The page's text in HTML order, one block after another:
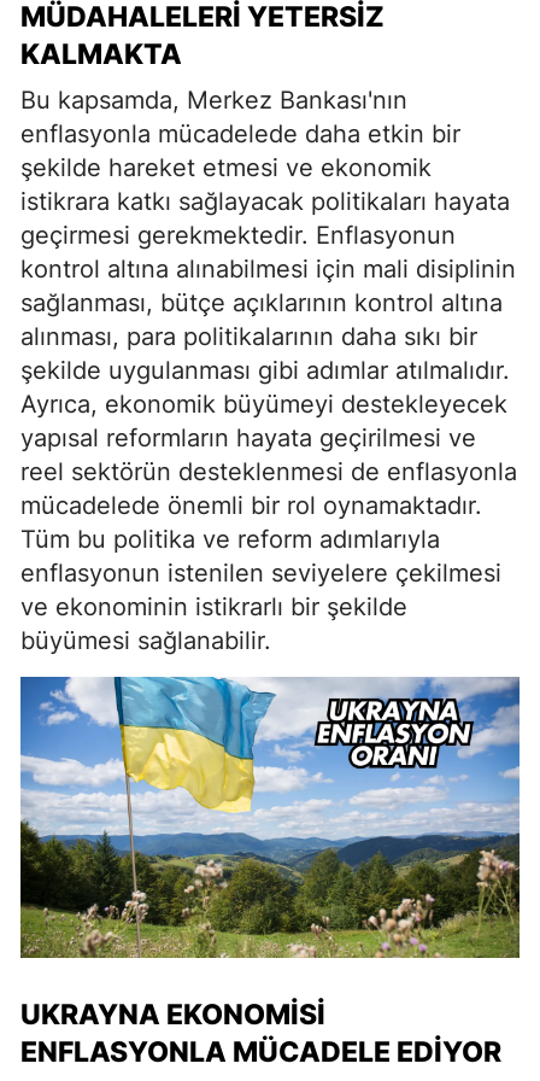
MÜDAHALELERI YETERSIZ
KALMAKTA
Bu kapsamda, Merkez Bankası'nın
enflasyonla mücadelede daha etkin bir
şekilde hareket etmesi ve ekonomik
istikrara katkı sağlayacak politikaları hayata
geçirmesi gerekmektedir. Enflasyonun
kontrol altına alınabilmesi için mali disiplinin
sağlanması, bütçe açıklarının kontrol altına
alınması, para politikalarının daha sıkı bir
şekilde uygulanması gibi adımlar atılmalıdır.
Ayrıca, ekonomik büyümeyi destekleyecek
yapısal reformların hayata geçirilmesi ve
reel sektörün desteklenmesi de enflasyonla
mücadelede önemli bir rol oynamaktadır.
Tüm bu politika ve reform adımlarıyla
enflasyonun istenilen seviyelere çekilmesi
ve ekonominin istikrarlı bir şekilde
büyümesi sağlanabilir.
UKRAYNA EKONOMISI
ENFLASYONLA MÜCADELE EDIYOR